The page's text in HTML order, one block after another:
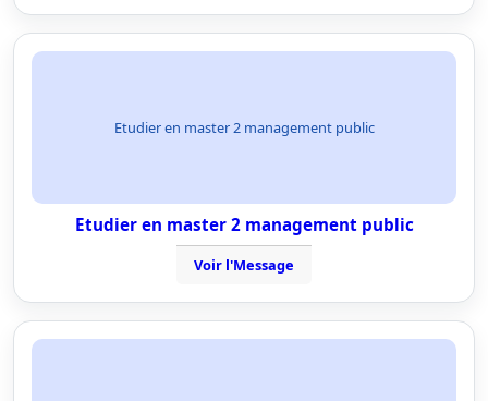
Etudier en master 2 management public
Etudier en master 2 management public
Voir l'Message